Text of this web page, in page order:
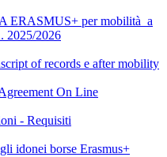
ERASMUS+ per mobilità a
2025/2026
of records e after mobility
On Line
- Requisiti
idonei borse Erasmus+